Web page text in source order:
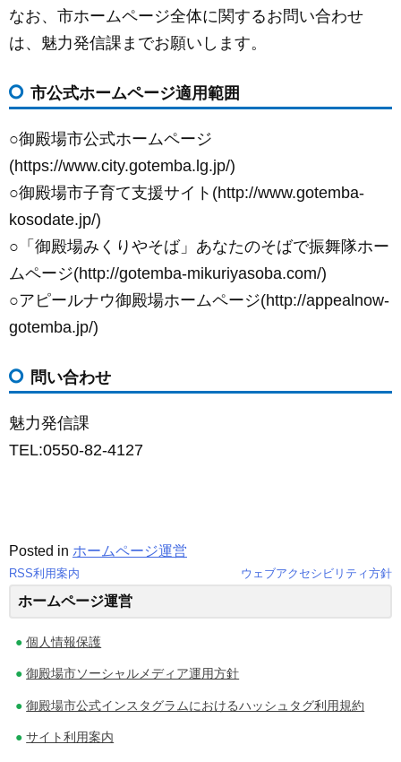
なお、市ホームページ全体に関するお問い合わせ
は、魅力発信課までお願いします。
市公式ホームページ適用範囲
○御殿場市公式ホームページ
(https://www.city.gotemba.lg.jp/)
○御殿場市子育て支援サイト(http://www.gotemba-
kosodate.jp/)
○「御殿場みくりやそば」あなたのそばで振舞隊ホー
ムページ(http://gotemba-mikuriyasoba.com/)
○アピールナウ御殿場ホームページ(http://appealnow-
gotemba.jp/)
問い合わせ
魅力発信課
TEL:0550-82-4127
Posted in ホームページ運営
投
RSS利用案内 ウェブアクセシビリティ方針
ホームページ運営
個人情報保護
御殿場市ソーシャルメディア運用方針
御殿場市公式インスタグラムにおけるハッシュタグ利用規約
サイト利用案内